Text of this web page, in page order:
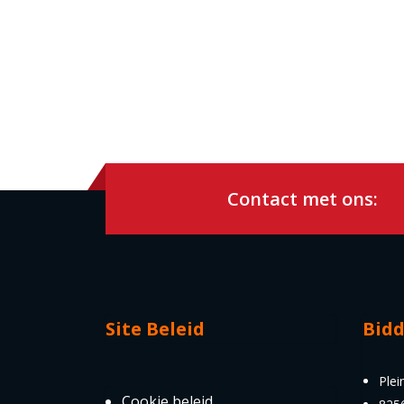
Contact met ons:
Site Beleid